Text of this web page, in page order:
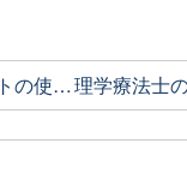
このサイトの使い方